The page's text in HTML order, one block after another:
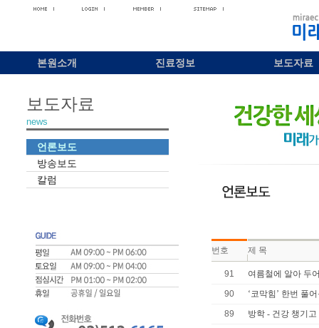
본원소개 진료정보 보도자료
보도자료
news
언론보도
방송보도
칼럼
번호 제 목
91
여름철에 알아 두
90
‘코막힘’ 한번 풀
89
방학 - 건강 챙기